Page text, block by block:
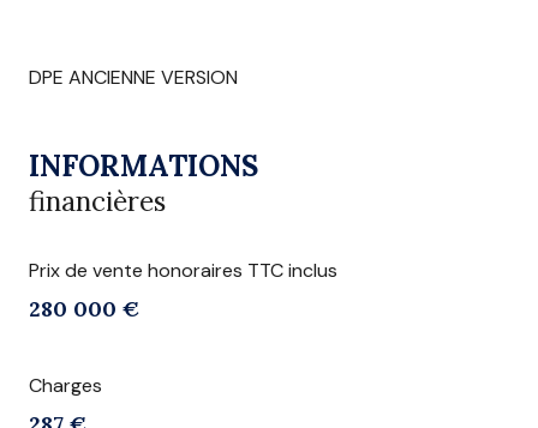
DPE ANCIENNE VERSION
INFORMATIONS
financières
Prix de vente honoraires TTC inclus
280 000 €
Charges